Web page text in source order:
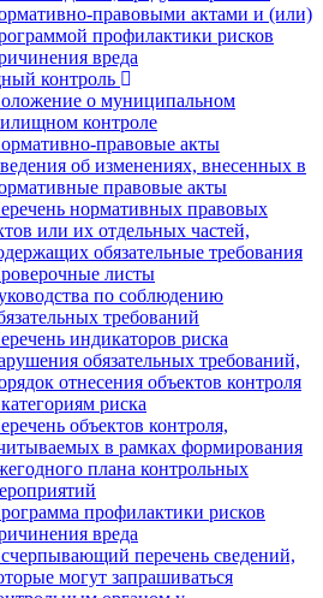
правовыми актами и (или)
профилактики рисков
вреда
контроль
о муниципальном
контроле
правовые акты
об изменениях, внесенных в
правовые акты
нормативных правовых
или их отдельных частей,
обязательные требования
листы
по соблюдению
требований
индикаторов риска
обязательных требований,
отнесения объектов контроля
риска
объектов контроля,
в рамках формирования
плана контрольных
профилактики рисков
вреда
перечень сведений,
могут запрашиваться